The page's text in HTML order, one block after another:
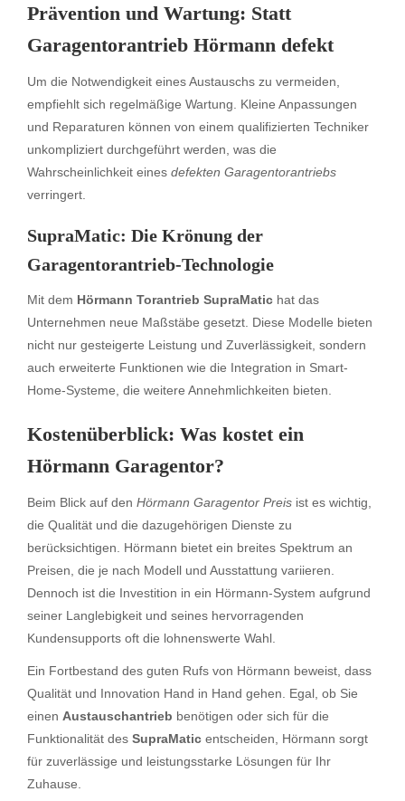
Prävention und Wartung: Statt
Garagentorantrieb Hörmann defekt
Um die Notwendigkeit eines Austauschs zu vermeiden,
empfiehlt sich regelmäßige Wartung. Kleine Anpassungen
und Reparaturen können von einem qualifizierten Techniker
unkompliziert durchgeführt werden, was die
Wahrscheinlichkeit eines defekten Garagentorantriebs
verringert.
SupraMatic: Die Krönung der
Garagentorantrieb-Technologie
Mit dem Hörmann Torantrieb SupraMatic hat das
Unternehmen neue Maßstäbe gesetzt. Diese Modelle bieten
nicht nur gesteigerte Leistung und Zuverlässigkeit, sondern
auch erweiterte Funktionen wie die Integration in Smart-
Home-Systeme, die weitere Annehmlichkeiten bieten.
Kostenüberblick: Was kostet ein
Hörmann Garagentor?
Beim Blick auf den Hörmann Garagentor Preis ist es wichtig,
die Qualität und die dazugehörigen Dienste zu
berücksichtigen. Hörmann bietet ein breites Spektrum an
Preisen, die je nach Modell und Ausstattung variieren.
Dennoch ist die Investition in ein Hörmann-System aufgrund
seiner Langlebigkeit und seines hervorragenden
Kundensupports oft die lohnenswerte Wahl.
Ein Fortbestand des guten Rufs von Hörmann beweist, dass
Qualität und Innovation Hand in Hand gehen. Egal, ob Sie
einen Austauschantrieb benötigen oder sich für die
Funktionalität des SupraMatic entscheiden, Hörmann sorgt
für zuverlässige und leistungsstarke Lösungen für Ihr
Zuhause.